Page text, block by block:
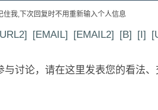
住我,下次回复时不用重新输入个人信息
[EMAIL] [EMAIL2] [B] [I]
讨论，请在这里发表您的看法、